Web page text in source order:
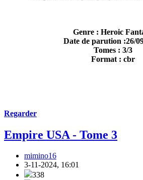
Genre : Heroic
Date de parution :26/
Tomes : 3/3
Format : cbr
Regarder
Empire USA - Tome 3
mimino16
3-11-2024, 16:01
338